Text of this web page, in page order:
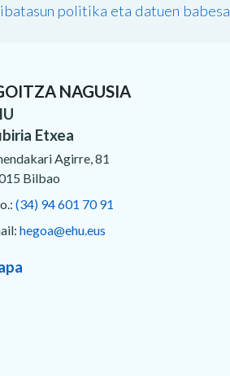
politika eta datuen babesa
NAGUSIA
Etxea
Agirre, 81
Bilbao
(34) 94 601 70 91
hegoa@ehu.eus